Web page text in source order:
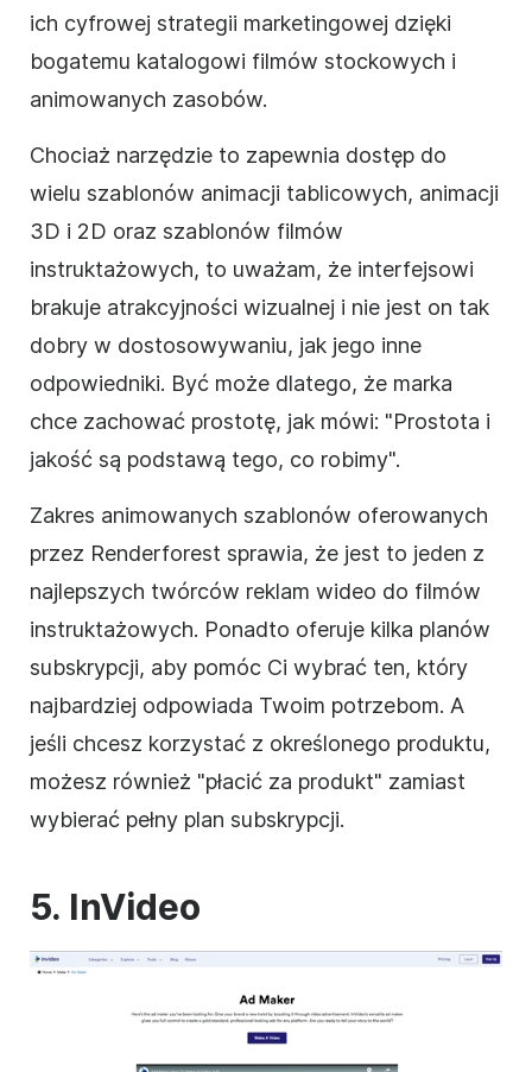
ich cyfrowej strategii marketingowej dzięki
bogatemu katalogowi filmów stockowych i
animowanych zasobów.
Chociaż narzędzie to zapewnia dostęp do
wielu szablonów animacji tablicowych, animacji
3D i 2D oraz szablonów filmów
instruktażowych, to uważam, że interfejsowi
brakuje atrakcyjności wizualnej i nie jest on tak
dobry w dostosowywaniu, jak jego inne
odpowiedniki. Być może dlatego, że marka
chce zachować prostotę, jak mówi: "Prostota i
jakość są podstawą tego, co robimy".
Zakres animowanych szablonów oferowanych
przez Renderforest sprawia, że jest to jeden z
najlepszych twórców reklam wideo do filmów
instruktażowych. Ponadto oferuje kilka planów
subskrypcji, aby pomóc Ci wybrać ten, który
najbardziej odpowiada Twoim potrzebom. A
jeśli chcesz korzystać z określonego produktu,
możesz również "płacić za produkt" zamiast
wybierać pełny plan subskrypcji.
5. InVideo